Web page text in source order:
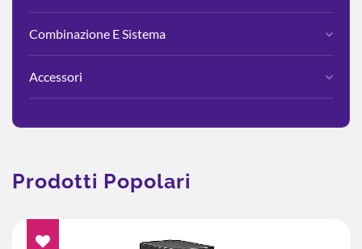
Combinazione E Sistema
Accessori
Prodotti Popolari